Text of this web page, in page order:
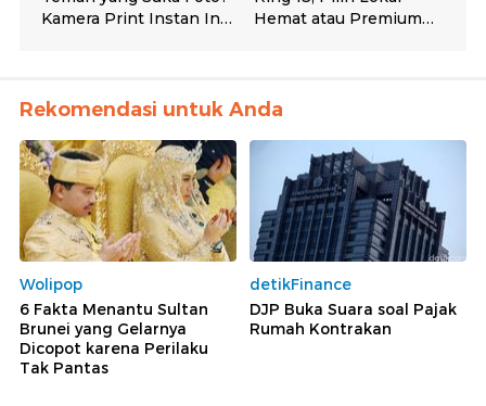
Rekomendasi untuk Anda
Wolipop
6 Fakta Menantu Sultan
Brunei yang Gelarnya
Dicopot karena Perilaku
Tak Pantas
detikFinance
DJP Buka Suara soal Pajak
Rumah Kontrakan